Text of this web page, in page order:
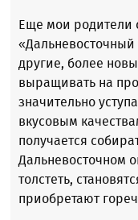
Еще мои родители
«Дальневосточный
другие, более
выращивать на
значительно
вкусовым
получается
Дальневосточном
толстеть,
приобретают